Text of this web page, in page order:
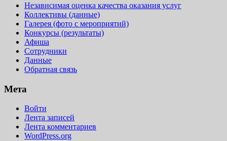
Независимая оценка качества оказания услуг
Коллективы (данные)
Галерея (фото с мероприятий)
Конкурсы (результаты)
Афиша
Сотрудники
Данные
Обратная связь
Мета
Войти
Лента записей
Лента комментариев
WordPress.org